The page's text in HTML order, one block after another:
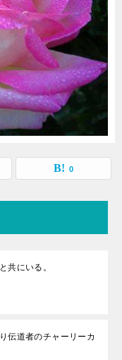
0
共にいる。
伝道者のチャーリーカ